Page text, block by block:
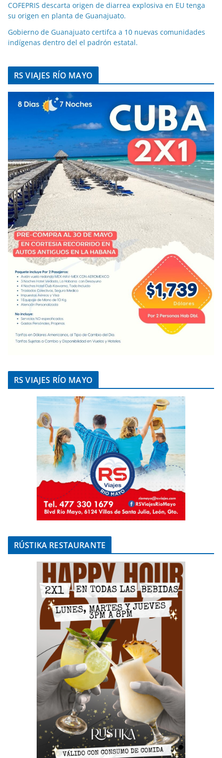
COFEPRIS descarta origen de diarrea explosiva en EU tenga
su origen en planta de Guanajuato.
Gobierno de Guanajuato certifca a 10 nuevas comunidades
indígenas dentro del el padrón estatal.
RS VIAJES RÍO MAYO
RS VIAJES RÍO MAYO
RÚSTIKA RESTAURANTE